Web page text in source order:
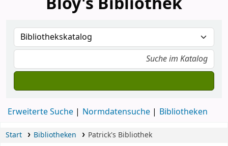
Erweiterte Suche Normdatensuche Bibliotheken
Start Bibliotheken Patrick's Bibliothek